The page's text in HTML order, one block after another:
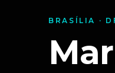
BRASÍLIA ·